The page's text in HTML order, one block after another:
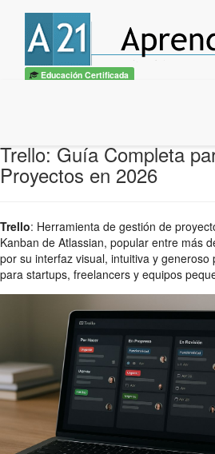
Educación Certificada
Trello: Guía Completa
Proyectos en 2026
Trello: Herramienta de gestión de
Kanban de Atlassian, popular entre más
por su interfaz visual, intuitiva y
para startups, freelancers y equipos